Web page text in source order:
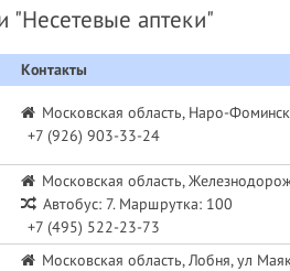
"Несетевые аптеки"
Контакты
Московская область, Наро-
+7 (926) 903-33-24
Московская область,
Автобус: 7. Маршрутка: 100
+7 (495) 522-23-73
Московская область, Лобня, ул